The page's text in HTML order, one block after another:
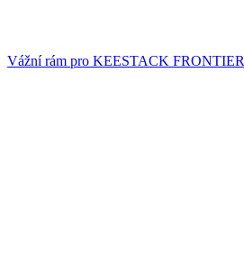
Vážní rám pro KEESTACK FRONTIER